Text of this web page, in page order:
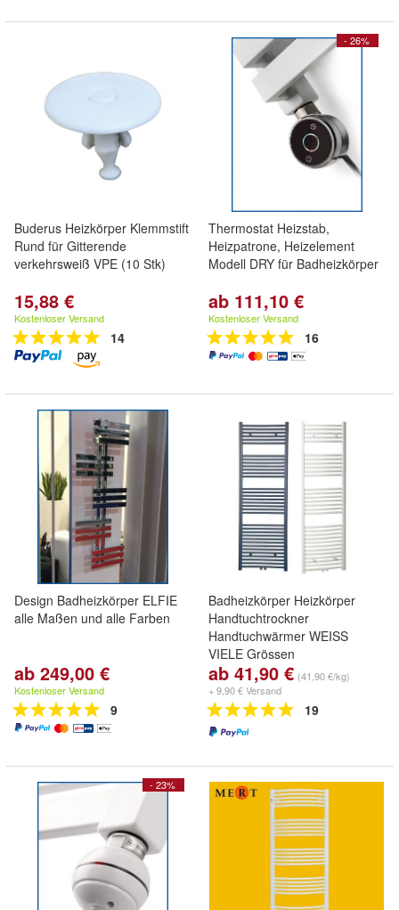
Buderus Heizkörper Klemmstift
Rund für Gitterende
verkehrsweiß VPE (10 Stk)
15,88 €
Kostenloser Versand
14
- 26%
Thermostat Heizstab,
Heizpatrone, Heizelement
Modell DRY für Badheizkörper
ab 111,10 €
Kostenloser Versand
16
Design Badheizkörper ELFIE
alle Maßen und alle Farben
ab 249,00 €
Kostenloser Versand
9
Badheizkörper Heizkörper
Handtuchtrockner
Handtuchwärmer WEISS
VIELE Grössen
ab 41,90 € (41,90 €/kg)
+ 9,90 € Versand
19
- 23%